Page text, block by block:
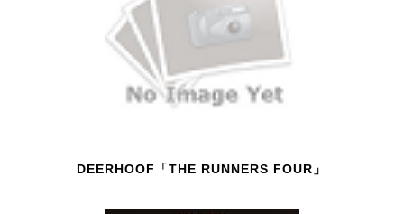
DEERHOOF「THE RUNNERS FOUR」